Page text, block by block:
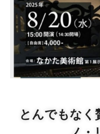
とんでもなく